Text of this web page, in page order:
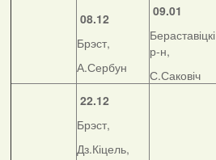
08.12
Брэст,
А.Сербун
09.01
Бераставіцкі
р-н,
С.Саковіч
22.12
Брэст,
Дз.Кіцель,